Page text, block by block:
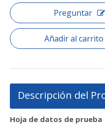
Preguntar
Añadir al carrito
Descripción del
Hoja de datos de prueba